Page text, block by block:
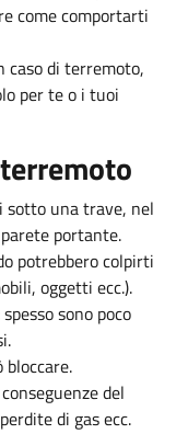
come comportarti
di terremoto,
per te o i tuoi
sotto una trave, nel
portante.
potrebbero colpirti
oggetti ecc.).
sono poco
bloccare.
del
di gas ecc.